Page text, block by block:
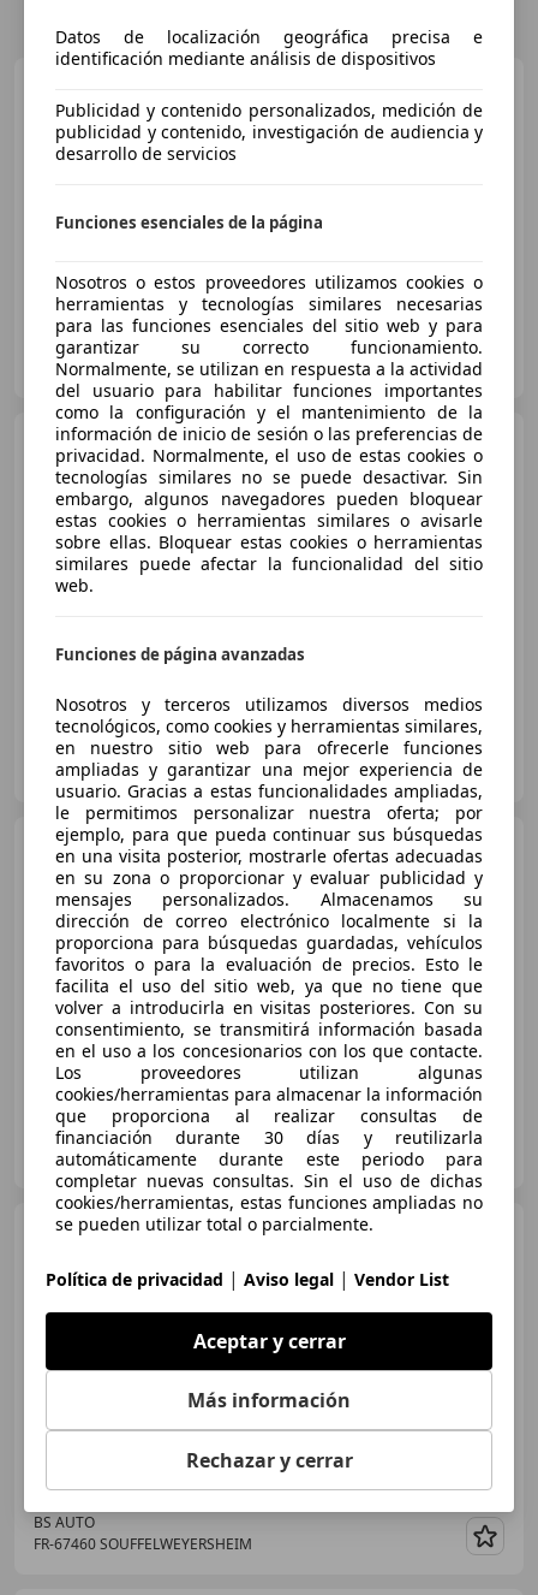
€ 365.000
10/2024 10 km Electro/Gasolina 610 kW (829 CV)
Automontreal Group Srl
IT-81043 Sant'Angelo In Formis - Caserta- Ce
Ferrari 2963.0-IVA ESCLUSA-
PREZZO IVATO 286.700€-
NAZIONALE-SOLO 237KM-
GARANZIA 04/28-LIFT-VOLANTE
CARBONIO LEDS-SEDILI FULL
ELET.
€ 235.000 1
610 kW (829 CV)
Errepicar Srl
IT-33100 Udine
Ferrari 296
296 GTB 830CV
Hybrid
€ 275.000
10/2022 9.300 km
Electro/Gasolina
611 kW (831 CV)
CLUB SPORT RACING
FR-02220 CIRY-SALSOGNE
Ferrari 296
EXTERIEUR FULL CARBONE !
€ 339.000
06/2023 2.100 km
- Tipo de combustible
BS AUTO
FR-67460 SOUFFELWEYERSHEIM
Datos de localización geográfica precisa e
identificación mediante análisis de dispositivos
Publicidad y contenido personalizados, medición de
publicidad y contenido, investigación de audiencia y
desarrollo de servicios
Funciones esenciales de la página
Nosotros o estos proveedores utilizamos cookies o
herramientas y tecnologías similares necesarias
para las funciones esenciales del sitio web y para
garantizar su correcto funcionamiento.
Normalmente, se utilizan en respuesta a la actividad
del usuario para habilitar funciones importantes
como la configuración y el mantenimiento de la
información de inicio de sesión o las preferencias de
privacidad. Normalmente, el uso de estas cookies o
tecnologías similares no se puede desactivar. Sin
embargo, algunos navegadores pueden bloquear
estas cookies o herramientas similares o avisarle
sobre ellas. Bloquear estas cookies o herramientas
similares puede afectar la funcionalidad del sitio
web.
Funciones de página avanzadas
Nosotros y terceros utilizamos diversos medios
tecnológicos, como cookies y herramientas similares,
en nuestro sitio web para ofrecerle funciones
ampliadas y garantizar una mejor experiencia de
usuario. Gracias a estas funcionalidades ampliadas,
le permitimos personalizar nuestra oferta; por
ejemplo, para que pueda continuar sus búsquedas
en una visita posterior, mostrarle ofertas adecuadas
en su zona o proporcionar y evaluar publicidad y
mensajes personalizados. Almacenamos su
dirección de correo electrónico localmente si la
proporciona para búsquedas guardadas, vehículos
favoritos o para la evaluación de precios. Esto le
facilita el uso del sitio web, ya que no tiene que
volver a introducirla en visitas posteriores. Con su
consentimiento, se transmitirá información basada
en el uso a los concesionarios con los que contacte.
Los proveedores utilizan algunas
cookies/herramientas para almacenar la información
que proporciona al realizar consultas de
financiación durante 30 días y reutilizarla
automáticamente durante este periodo para
completar nuevas consultas. Sin el uso de dichas
cookies/herramientas, estas funciones ampliadas no
se pueden utilizar total o parcialmente.
Política de privacidad | Aviso legal | Vendor List
Aceptar y cerrar
Más información
Rechazar y cerrar